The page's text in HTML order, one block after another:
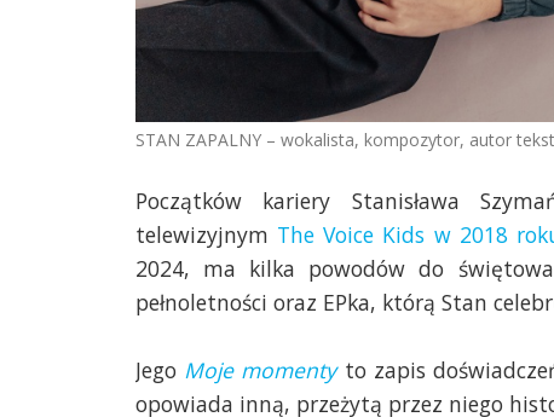
STAN ZAPALNY – wokalista, kompozytor, autor
Początków kariery Stanisława
telewizyjnym The Voice Kids w 2018
2024, ma kilka powodów do
pełnoletności oraz EPka, którą Stan
Jego Moje momentyto zapis
opowiada inną, przeżytą przez niego